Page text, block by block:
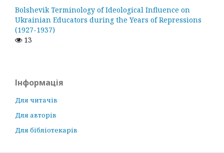
Bolshevik Terminology of Ideological Influence on
Ukrainian Educators during the Years of Repressions
(1927-1937)
13
Інформація
Для читачів
Для авторів
Для бібліотекарів